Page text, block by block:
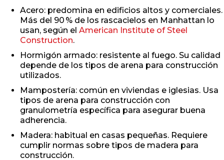
Acero: predomina en edificios altos y comerciales.
Más del 90 % de los rascacielos en Manhattan lo
usan, según el American Institute of Steel
Construction.
Hormigón armado: resistente al fuego. Su calidad
depende de los tipos de arena para construcción
utilizados.
Mampostería: común en viviendas e iglesias. Usa
tipos de arena para construcción con
granulometría específica para asegurar buena
adherencia.
Madera: habitual en casas pequeñas. Requiere
cumplir normas sobre tipos de madera para
construcción.